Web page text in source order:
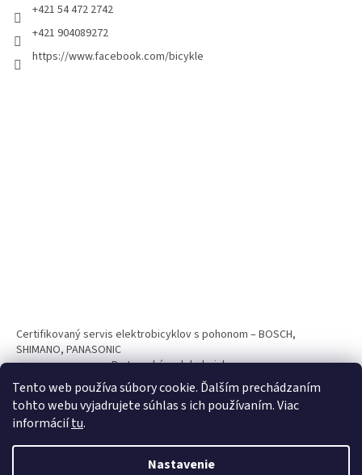
Tento web používa súbory cookie. Ďalším prechádzaním
tohto webu vyjadrujete súhlas s ich používaním. Viac
informáciítu.
Nastavenie
+421 54 472 2742
+421 904089272
https://www.facebook.com/bicykle
Certifikovaný servis elektrobicyklov s pohonom – BOSCH,
SHIMANO, PANASONIC
Partnerský web hokejshop.eu
Vytvoril Shoptet